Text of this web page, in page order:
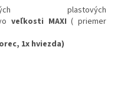
plastových
veľkosti MAXI ( priemer
1x hviezda)